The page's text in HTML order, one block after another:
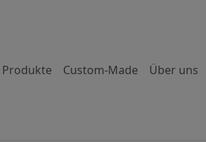
Produkte Custom-Made Über uns